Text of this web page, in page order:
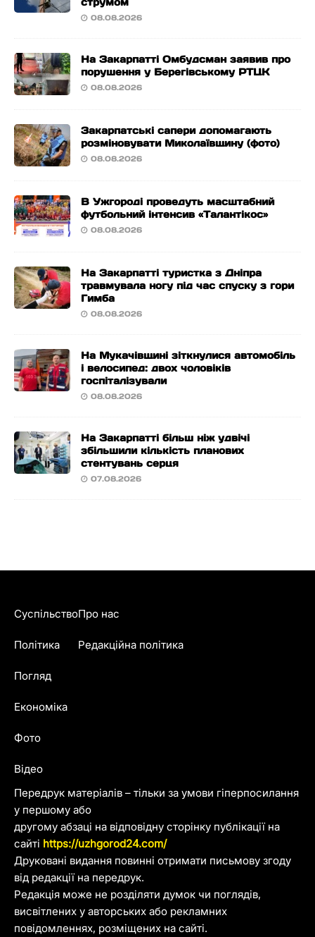
08.08.2026
На Закарпатті Омбудсман заявив про
порушення у Берегівському РТЦК
08.08.2026
Закарпатські сапери допомагають
розміновувати Миколаївщину (фото)
08.08.2026
В Ужгороді проведуть масштабний
футбольний інтенсив «Талантікос»
08.08.2026
На Закарпатті туристка з Дніпра
травмувала ногу під час спуску з гори
Гимба
08.08.2026
На Мукачівщині зіткнулися автомобіль
і велосипед: двох чоловіків
госпіталізували
08.08.2026
На Закарпатті більш ніж удвічі
збільшили кількість планових
стентувань серця
07.08.2026
Передрук матеріалів – тільки за умови гіперпосилання
у першому або
другому абзаці на відповідну сторінку публікації на
сайті https://uzhgorod24.com/
Друковані видання повинні отримати письмову згоду
від редакції на передрук.
Редакція може не розділяти думок чи поглядів,
висвітлених у авторських або рекламних
повідомленнях, розміщених на сайті.
Суспільство
Політика
Погляд
Економіка
Фото
Відео
Про нас
Редакційна політика